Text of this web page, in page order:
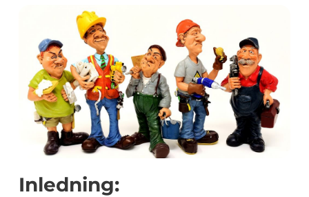
Inledning: